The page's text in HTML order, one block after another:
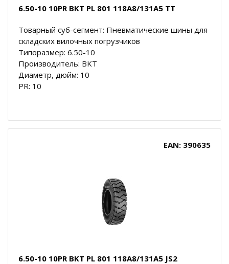
6.50-10 10PR BKT PL 801 118A8/131A5 TT
Товарный суб-сегмент: Пневматические шины для
складских вилочных погрузчиков
Типоразмер: 6.50-10
Производитель: BKT
Диаметр, дюйм: 10
PR: 10
EAN: 390635
6.50-10 10PR BKT PL 801 118A8/131A5 JS2